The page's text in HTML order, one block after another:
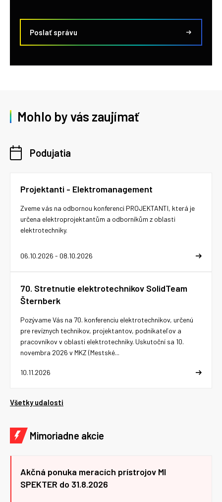
Poslať správu
Mohlo by vás zaujímať
Podujatia
Projektanti - Elektromanagement
06.10.2026 - 08.10.2026
Zveme vás na odbornou konferenci PROJEKTANTI, která je
určena elektroprojektantům a odborníkům z oblasti
elektrotechniky.
70. Stretnutie elektrotechnikov SolidTeam
Šternberk
10.11.2026
Pozývame Vás na 70. konferenciu elektrotechnikov, určenú
pre revíznych technikov, projektantov, podnikateľov a
pracovníkov v oblasti elektrotechniky. Uskutoční sa 10.
novembra 2026 v MKZ (Mestské...
Všetky udalosti
Mimoriadne akcie
Akčná ponuka meracích prístrojov MI
SPEKTER do 31.8.2026